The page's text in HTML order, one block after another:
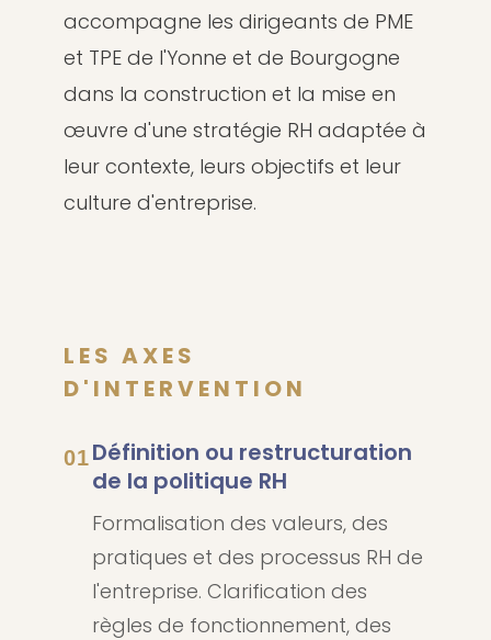
accompagne les dirigeants de PME
et TPE de l'Yonne et de Bourgogne
dans la construction et la mise en
œuvre d'une stratégie RH adaptée à
leur contexte, leurs objectifs et leur
culture d'entreprise.
LES AXES
D'INTERVENTION
01Définition ou restructuration
de la politique RH
Formalisation des valeurs, des
pratiques et des processus RH de
l'entreprise. Clarification des
règles de fonctionnement, des